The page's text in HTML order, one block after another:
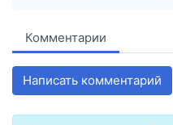
Комментарии
Написать комментарий